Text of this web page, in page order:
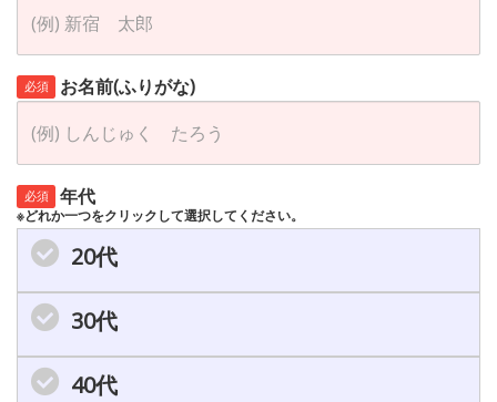
必須 お名前(ふりがな)
必須 年代
※どれか一つをクリックして選択してください。
20代
30代
40代